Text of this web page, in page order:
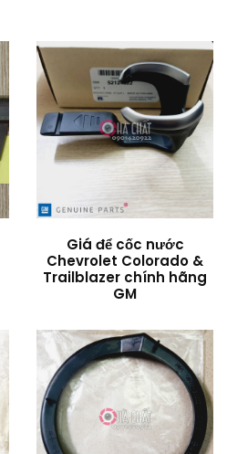
Giá để cốc nước
Chevrolet Colorado &
Trailblazer chính hãng
GM